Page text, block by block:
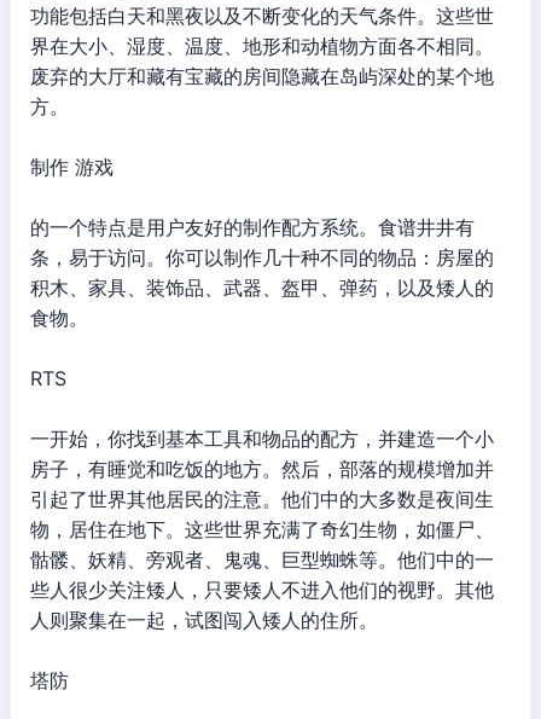
功能包括白天和黑夜以及不断变化的天气条件。这些世
界在大小、湿度、温度、地形和动植物方面各不相同。
废弃的大厅和藏有宝藏的房间隐藏在岛屿深处的某个地
方。
制作 游戏
的一个特点是用户友好的制作配方系统。食谱井井有
条，易于访问。你可以制作几十种不同的物品：房屋的
积木、家具、装饰品、武器、盔甲、弹药，以及矮人的
食物。
RTS
一开始，你找到基本工具和物品的配方，并建造一个小
房子，有睡觉和吃饭的地方。然后，部落的规模增加并
引起了世界其他居民的注意。他们中的大多数是夜间生
物，居住在地下。这些世界充满了奇幻生物，如僵尸、
骷髅、妖精、旁观者、鬼魂、巨型蜘蛛等。他们中的一
些人很少关注矮人，只要矮人不进入他们的视野。其他
人则聚集在一起，试图闯入矮人的住所。
塔防